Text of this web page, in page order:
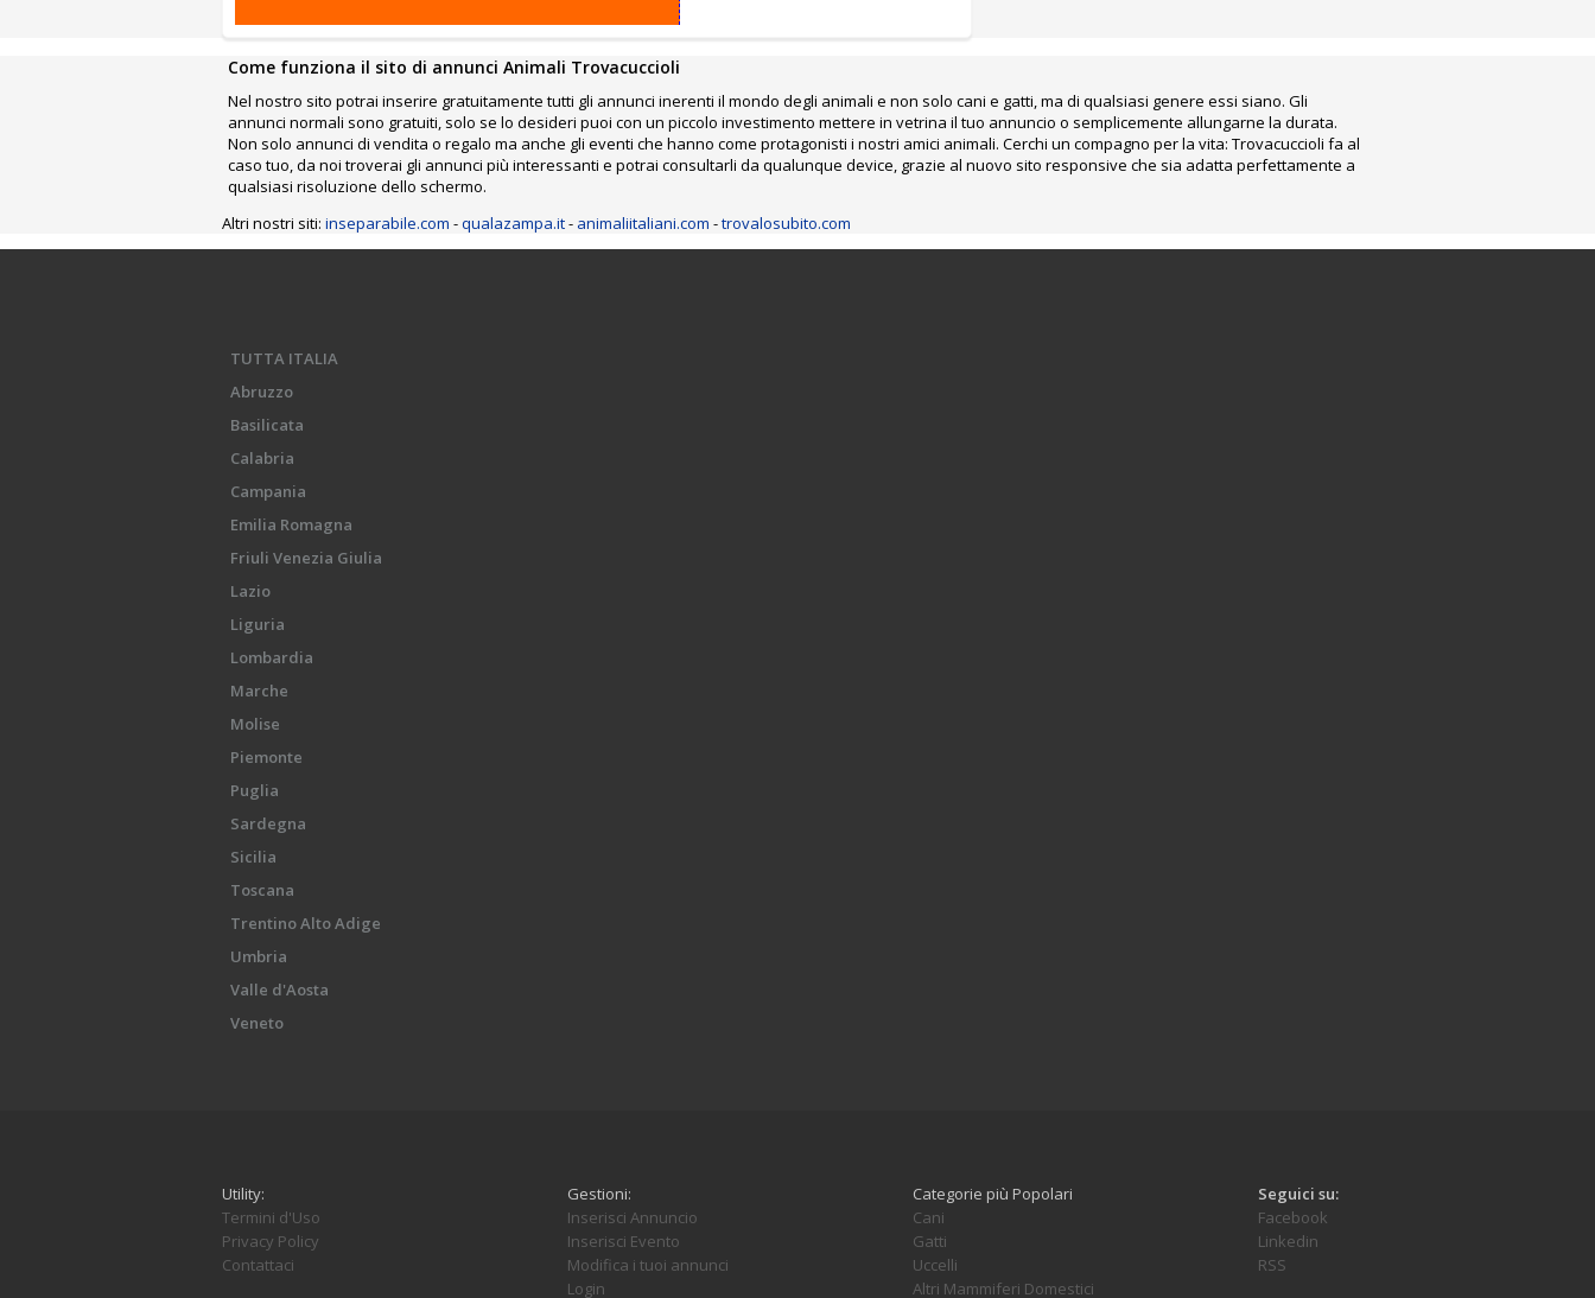
Come funziona il sito di annunci Animali Trovacuccioli
Nel nostro sito potrai inserire gratuitamente tutti gli annunci inerenti il mondo degli animali e non solo cani e gatti, ma di qualsiasi genere essi siano. Gli
annunci normali sono gratuiti, solo se lo desideri puoi con un piccolo investimento mettere in vetrina il tuo annuncio o semplicemente allungarne la durata.
Non solo annunci di vendita o regalo ma anche gli eventi che hanno come protagonisti i nostri amici animali. Cerchi un compagno per la vita: Trovacuccioli fa al
caso tuo, da noi troverai gli annunci più interessanti e potrai consultarli da qualunque device, grazie al nuovo sito responsive che sia adatta perfettamente a
qualsiasi risoluzione dello schermo.
Altri nostri siti: inseparabile.com -qualazampa.it- animaliitaliani.com -trovalosubito.com
TUTTA ITALIA
Abruzzo
Basilicata
Calabria
Campania
Emilia Romagna
Friuli Venezia Giulia
Lazio
Liguria
Lombardia
Marche
Molise
Piemonte
Puglia
Sardegna
Sicilia
Toscana
Trentino Alto Adige
Umbria
Valle d'Aosta
Veneto
Utility:
Termini d'Uso
Privacy Policy
Contattaci
Gestioni:
Inserisci Annuncio
Inserisci Evento
Modifica i tuoi annunci
Login
Categorie più Popolari
Cani
Gatti
Uccelli
Altri Mammiferi Domestici
Seguici su:
Facebook
Linkedin
RSS